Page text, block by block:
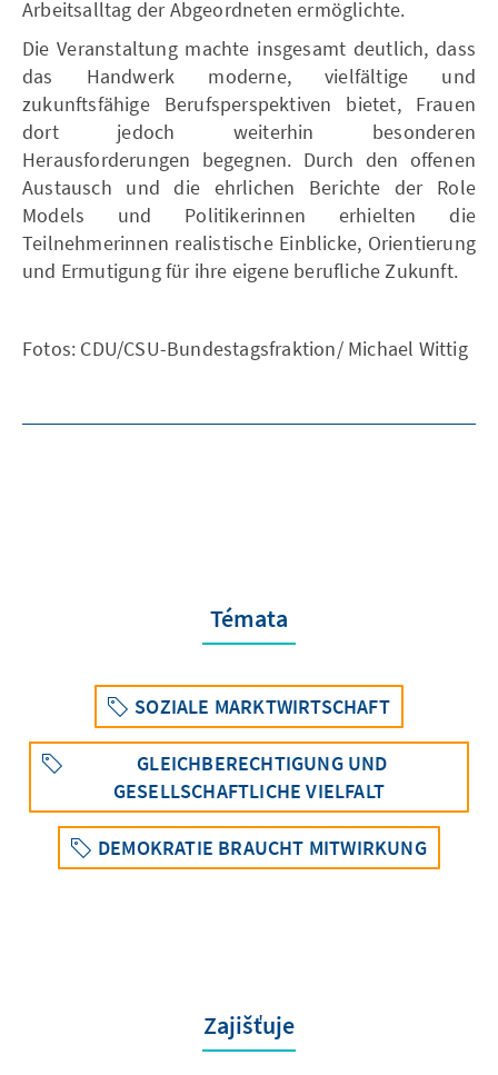
Arbeitsalltag der Abgeordneten ermöglichte.
Die Veranstaltung machte insgesamt deutlich, dass
das Handwerk moderne, vielfältige und
zukunftsfähige Berufsperspektiven bietet, Frauen
dort jedoch weiterhin besonderen
Herausforderungen begegnen. Durch den offenen
Austausch und die ehrlichen Berichte der Role
Models und Politikerinnen erhielten die
Teilnehmerinnen realistische Einblicke, Orientierung
und Ermutigung für ihre eigene berufliche Zukunft.
Fotos: CDU/CSU-Bundestagsfraktion/ Michael Wittig
Témata
SOZIALE MARKTWIRTSCHAFT
GLEICHBERECHTIGUNG UND
GESELLSCHAFTLICHE VIELFALT
DEMOKRATIE BRAUCHT MITWIRKUNG
Zajišťuje